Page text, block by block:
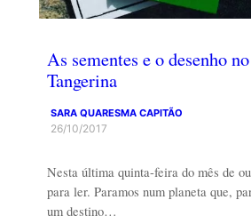
As sementes e o desenho
Tangerina
SARA QUARESMA CAPITÃO
26/10/2017
Nesta última quinta-feira do mês de
para ler. Paramos num planeta que,
um destino…